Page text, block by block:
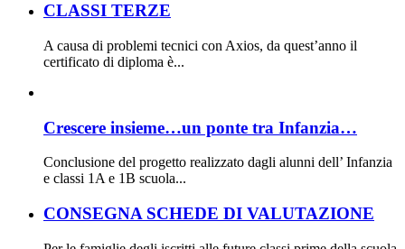
CLASSI TERZE
A causa di problemi tecnici con Axios, da quest’anno il
certificato di diploma è...
Crescere insieme…un ponte tra Infanzia…
Conclusione del progetto realizzato dagli alunni dell’ Infanzia
e classi 1A e 1B scuola...
CONSEGNA SCHEDE DI VALUTAZIONE